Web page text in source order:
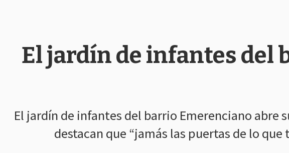
El jardín de infantes del
El jardín de infantes del barrio Emerenciano abre
destacan que “jamás las puertas de lo